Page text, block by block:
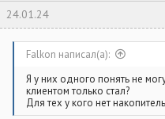
24.01.24
Falkon написал(а):
Я у них одного понять не
клиентом только стал?
Для тех у кого нет